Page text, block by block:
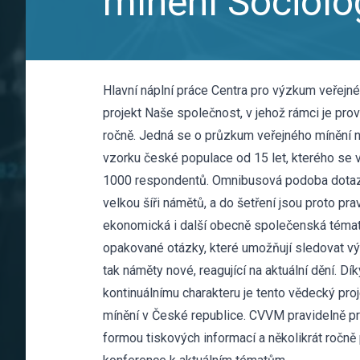
Hlavní náplní práce Centra pro výzkum
projekt Naše společnost, v jehož rámci je
ročně. Jedná se o průzkum veřejného mínění
vzorku české populace od 15 let, kterého se
1000 respondentů. Omnibusová podoba
velkou šíři námětů, a do šetření jsou proto
ekonomická i další obecně společenská
opakované otázky, které umožňují sledovat
tak náměty nové, reagující na aktuální dění.
kontinuálnímu charakteru je tento vědecký
mínění v České republice. CVVM pravidelně
formou tiskových informací a několikrát